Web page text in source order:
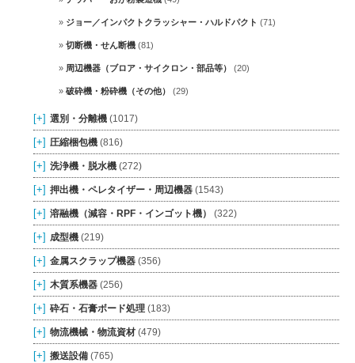
ジョー／インパクトクラッシャー・ハルドパクト (71)
切断機・せん断機 (81)
周辺機器（ブロア・サイクロン・部品等） (20)
破砕機・粉砕機（その他） (29)
[+] 選別・分離機 (1017)
[+] 圧縮梱包機 (816)
[+] 洗浄機・脱水機 (272)
[+] 押出機・ペレタイザー・周辺機器 (1543)
[+] 溶融機（減容・RPF・インゴット機） (322)
[+] 成型機 (219)
[+] 金属スクラップ機器 (356)
[+] 木質系機器 (256)
[+] 砕石・石膏ボード処理 (183)
[+] 物流機械・物流資材 (479)
[+] 搬送設備 (765)